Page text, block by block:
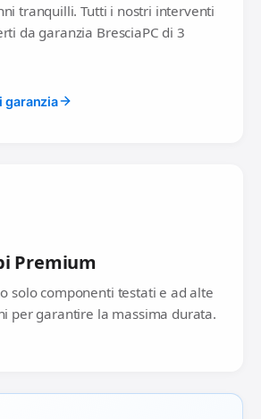
tranquilli. Tutti i nostri interventi
da garanzia BresciaPC di 3
garanzia
Premium
solo componenti testati e ad alte
per garantire la massima durata.